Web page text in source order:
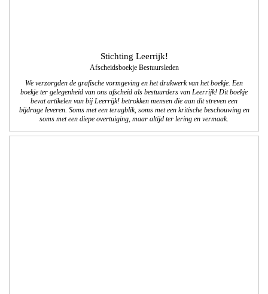
Stichting Leerrijk!
Afscheidsboekje Bestuursleden
We verzorgden de grafische vormgeving en het drukwerk van het boekje. Een
boekje ter gelegenheid van ons afscheid als bestuurders van Leerrijk! Dit boekje
bevat artikelen van bij Leerrijk! betrokken mensen die aan dit streven een
bijdrage leveren. Soms met een terugblik, soms met een kritische beschouwing en
soms met een diepe overtuiging, maar altijd ter lering en vermaak.